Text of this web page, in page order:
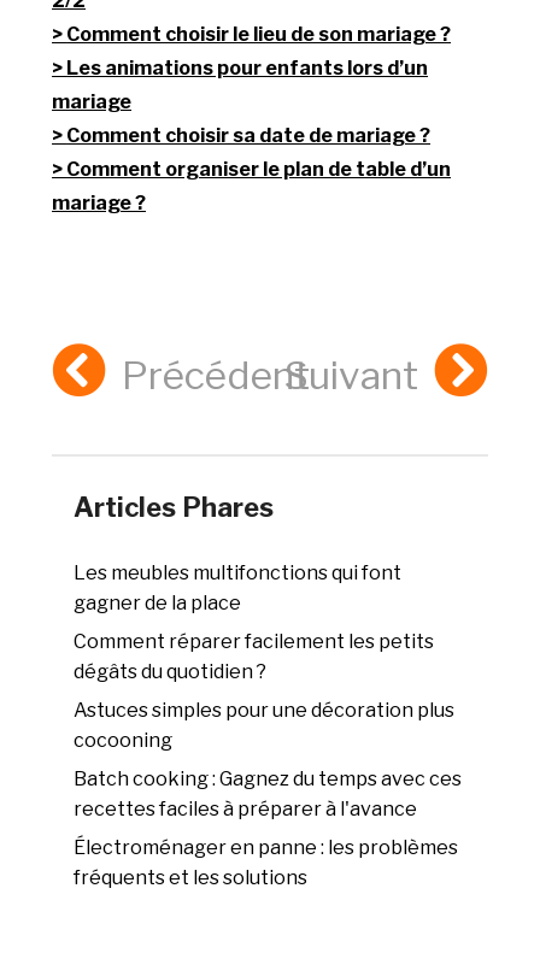
Comment choisir le lieu de son mariage ?
Les animations pour enfants lors d’un
mariage
Comment choisir sa date de mariage ?
Comment organiser le plan de table d’un
mariage ?
PrécédentSuivant
Articles Phares
Les meubles multifonctions qui font
gagner de la place
Comment réparer facilement les petits
dégâts du quotidien ?
Astuces simples pour une décoration plus
cocooning
Batch cooking : Gagnez du temps avec ces
recettes faciles à préparer à l'avance
Électroménager en panne : les problèmes
fréquents et les solutions